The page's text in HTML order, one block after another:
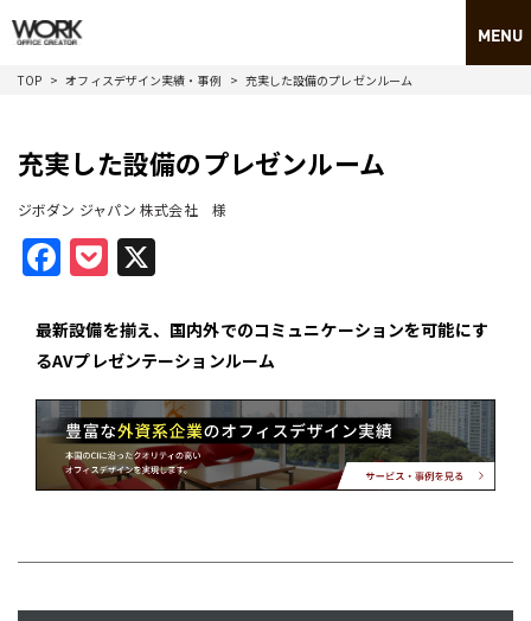
TOP オフィスデザイン実績・事例 充実した設備のプレゼンルーム
充実した設備のプレゼンルーム
ジボダン ジャパン 株式会社 様
Facebook
Pocket
最新設備を揃え、国内外でのコミュニケーションを可能にす
るAVプレゼンテーションルーム